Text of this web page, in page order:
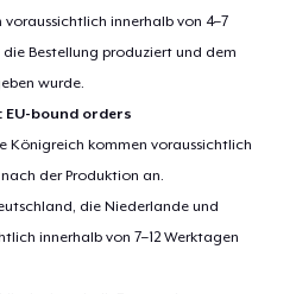
innerhalb von 4–7
Bestellung produziert und dem
wurde.
EU-bound orders
Königreich kommen voraussichtlich
der Produktion an.
die Niederlande und
innerhalb von 7–12 Werktagen